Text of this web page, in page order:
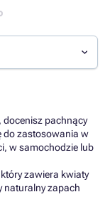
docenisz pachnący
do zastosowania w
w samochodzie lub
zawiera kwiaty
naturalny zapach